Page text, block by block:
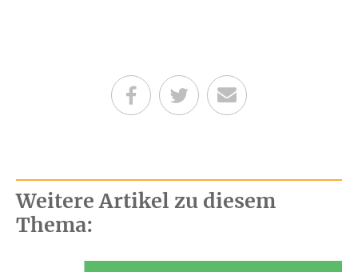
Teilen auf Facebook
Teilen auf Twitter
Per E-Mail senden
Weitere Artikel zu diesem
Thema: